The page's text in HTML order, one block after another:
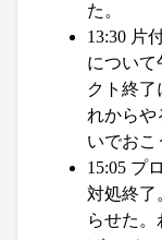
た。
13:30 片
について
クト終了
れからや
いでおこ
15:05 プ
対処終了
らせた